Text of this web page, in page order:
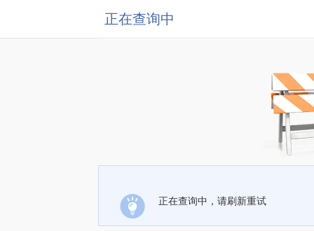
正在查询中
正在查询中，请刷新重试